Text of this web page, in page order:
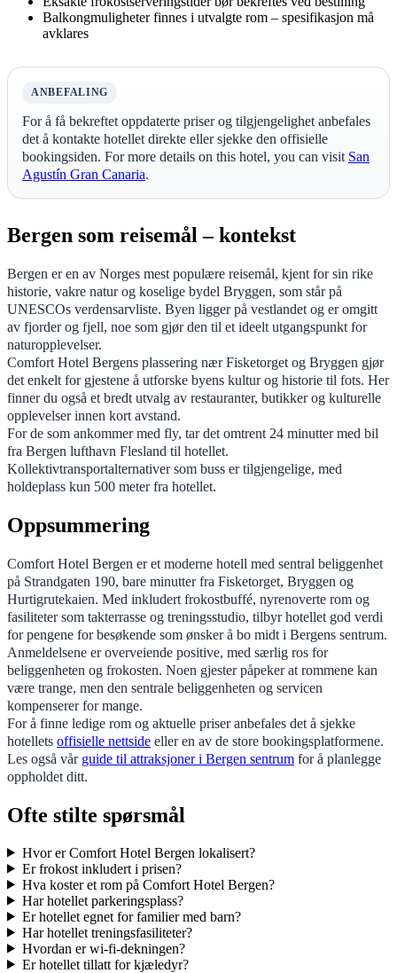
Balkongmuligheter finnes i utvalgte rom – spesifikasjon må
avklares
ANBEFALING
For å få bekreftet oppdaterte priser og tilgjengelighet anbefales
det å kontakte hotellet direkte eller sjekke den offisielle
bookingsiden. For more details on this hotel, you can visit San
Agustín Gran Canaria.
Bergen som reisemål – kontekst
Bergen er en av Norges mest populære reisemål, kjent for sin rike
historie, vakre natur og koselige bydel Bryggen, som står på
UNESCOs verdensarvliste. Byen ligger på vestlandet og er omgitt
av fjorder og fjell, noe som gjør den til et ideelt utgangspunkt for
naturopplevelser.
Comfort Hotel Bergens plassering nær Fisketorget og Bryggen gjør
det enkelt for gjestene å utforske byens kultur og historie til fots. Her
finner du også et bredt utvalg av restauranter, butikker og kulturelle
opplevelser innen kort avstand.
For de som ankommer med fly, tar det omtrent 24 minutter med bil
fra Bergen lufthavn Flesland til hotellet.
Kollektivtransportalternativer som buss er tilgjengelige, med
holdeplass kun 500 meter fra hotellet.
Oppsummering
Comfort Hotel Bergen er et moderne hotell med sentral beliggenhet
på Strandgaten 190, bare minutter fra Fisketorget, Bryggen og
Hurtigrutekaien. Med inkludert frokostbuffé, nyrenoverte rom og
fasiliteter som takterrasse og treningsstudio, tilbyr hotellet god verdi
for pengene for besøkende som ønsker å bo midt i Bergens sentrum.
Anmeldelsene er overveiende positive, med særlig ros for
beliggenheten og frokosten. Noen gjester påpeker at rommene kan
være trange, men den sentrale beliggenheten og servicen
kompenserer for mange.
For å finne ledige rom og aktuelle priser anbefales det å sjekke
hotellets offisielle nettside eller en av de store bookingsplatformene.
Les også vår guide til attraksjoner i Bergen sentrum for å planlegge
oppholdet ditt.
Ofte stilte spørsmål
Hvor er Comfort Hotel Bergen lokalisert?
Er frokost inkludert i prisen?
Hva koster et rom på Comfort Hotel Bergen?
Har hotellet parkeringsplass?
Er hotellet egnet for familier med barn?
Har hotellet treningsfasiliteter?
Hvordan er wi-fi-dekningen?
Er hotellet tillatt for kjæledyr?